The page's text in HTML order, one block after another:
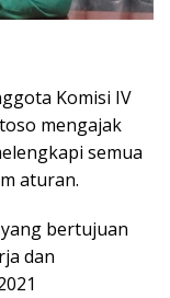
Komisi IV
mengajak
semua
aturan.
bertujuan
dan